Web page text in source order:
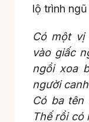
lộ trình
Có một vị
vào giấc
ngồi xoa
người
Có ba tên
Thế rồi có